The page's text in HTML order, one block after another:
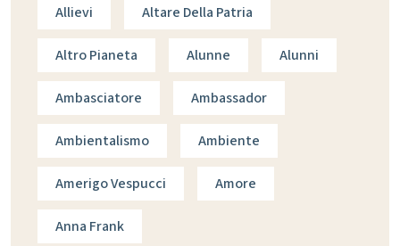
Allievi Altare Della Patria
Altro Pianeta Alunne Alunni
Ambasciatore Ambassador
Ambientalismo Ambiente
Amerigo Vespucci Amore
Anna Frank